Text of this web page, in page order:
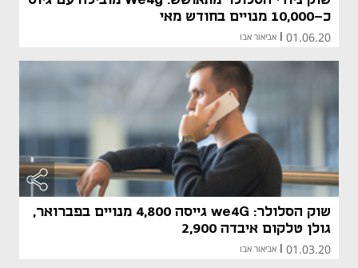
כ-10,000 מנויים בחודש מאי
01.06.20 אביאור אבו
שוק הסלולר: we4G גייסה 4,800 מנויים בפברואר,
גולן טלקום איבדה 2,900
01.03.20 אביאור אבו